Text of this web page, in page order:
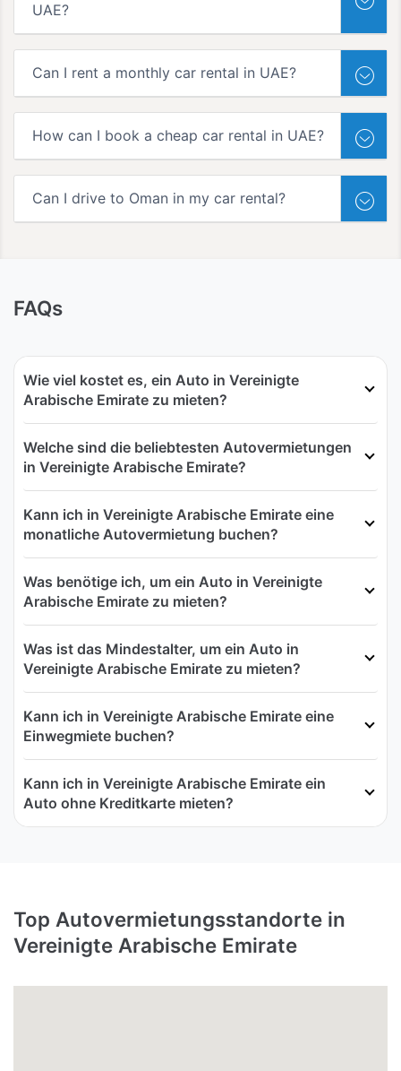
UAE?
Can I rent a monthly car rental in UAE?
How can I book a cheap car rental in UAE?
Can I drive to Oman in my car rental?
FAQs
Wie viel kostet es, ein Auto in Vereinigte
Arabische Emirate zu mieten?
Welche sind die beliebtesten Autovermietungen
in Vereinigte Arabische Emirate?
Kann ich in Vereinigte Arabische Emirate eine
monatliche Autovermietung buchen?
Was benötige ich, um ein Auto in Vereinigte
Arabische Emirate zu mieten?
Was ist das Mindestalter, um ein Auto in
Vereinigte Arabische Emirate zu mieten?
Kann ich in Vereinigte Arabische Emirate eine
Einwegmiete buchen?
Kann ich in Vereinigte Arabische Emirate ein
Auto ohne Kreditkarte mieten?
Top Autovermietungsstandorte in
Vereinigte Arabische Emirate